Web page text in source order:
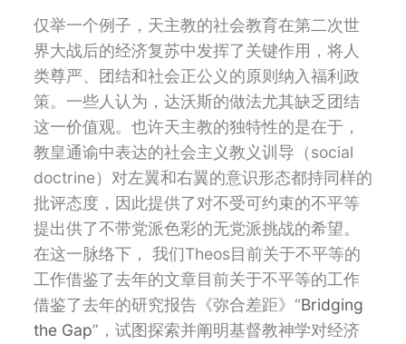
仅举一个例子，天主教的社会教育在第二次世
界大战后的经济复苏中发挥了关键作用，将人
类尊严、团结和社会正公义的原则纳入福利政
策。一些人认为，达沃斯的做法尤其缺乏团结
这一价值观。也许天主教的独特性的是在于，
教皇通谕中表达的社会主义教义训导（social
doctrine）对左翼和右翼的意识形态都持同样的
批评态度，因此提供了对不受可约束的不平等
提出供了不带党派色彩的无党派挑战的希望。
在这一脉络下， 我们Theos目前关于不平等的
工作借鉴了去年的文章目前关于不平等的工作
借鉴了去年的研究报告《弥合差距》“Bridging
the Gap” ，试图探索并阐明基督教神学对经济